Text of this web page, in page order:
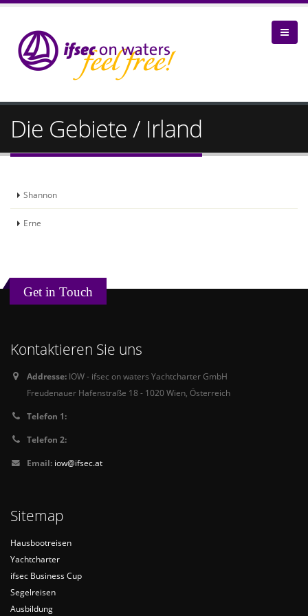
Die Gebiete / Irland
Shannon
Erne
Get in Touch
Kontaktieren Sie uns
Addresse: IOW - ifsec on waters Yachtcharter GmbH
Freudenauer Hafenstraße 18 - 1020 Wien, Österreich
Telefon 1:
Telefon 2:
Email: iow@ifsec.at
Sitemap
Hausbootreisen
Yachtcharter
ifsec Business Cup
Segelreisen
Ausbildung